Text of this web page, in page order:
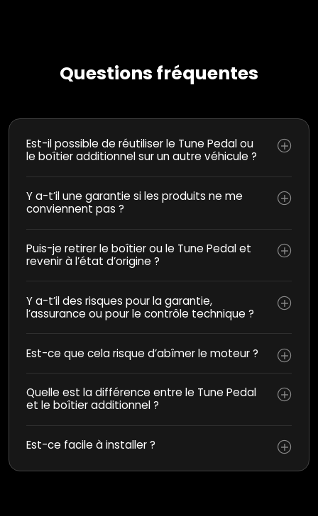
Questions fréquentes
Est-il possible de réutiliser le Tune Pedal ou
le boîtier additionnel sur un autre véhicule ?
Y a-t’il une garantie si les produits ne me
conviennent pas ?
Puis-je retirer le boîtier ou le Tune Pedal et
revenir à l’état d’origine ?
Y a-t’il des risques pour la garantie,
l’assurance ou pour le contrôle technique ?
Est-ce que cela risque d’abîmer le moteur ?
Quelle est la différence entre le Tune Pedal
et le boîtier additionnel ?
Est-ce facile à installer ?